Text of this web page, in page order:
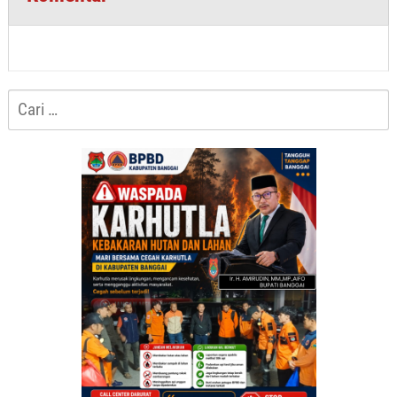
Cari
untuk: